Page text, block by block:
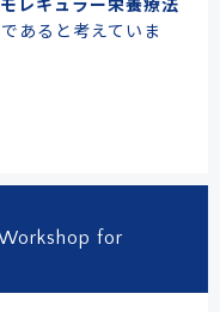
レキュラー栄養療法
であると考えていま
for